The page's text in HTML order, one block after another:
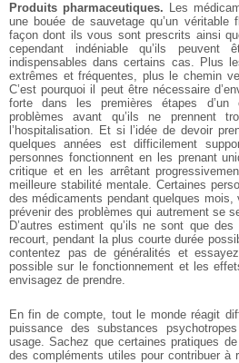
Produits pharmaceutiques. Les
une bouée de sauvetage qu’un
façon dont ils vous sont prescrits ainsi
cependant indéniable qu’ils peuvent
indispensables dans certains cas. Plus
extrêmes et fréquentes, plus le chemin
C’est pourquoi il peut être nécessaire
forte dans les premières étapes d’un
problèmes avant qu’ils ne prennent
l’hospitalisation. Et si l’idée de devoir
quelques années est difficilement
personnes fonctionnent en les prenant
critique et en les arrêtant
meilleure stabilité mentale. Certaines
des médicaments pendant quelques
prévenir des problèmes qui autrement se
D’autres estiment qu’ils ne sont que
recourt, pendant la plus courte durée
contentez pas de généralités et
possible sur le fonctionnement et les
envisagez de prendre.
En fin de compte, tout le monde réagit
puissance des substances
usage. Sachez que certaines pratiques
des compléments utiles pour contribuer à